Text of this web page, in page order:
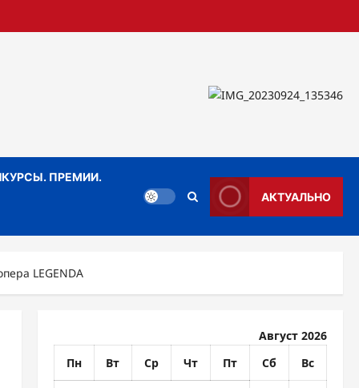
ПРЕМИИ.
АКТУАЛЬНО
LEGENDA
Август 2026
Пн
Вт Ср Чт Пт Сб Вс